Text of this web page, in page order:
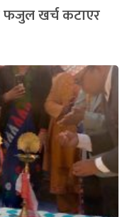
फजुल खर्च कटाएर